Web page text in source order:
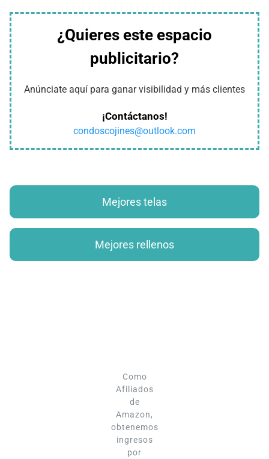
¿Quieres este espacio
publicitario?
Anúnciate aquí para ganar visibilidad y más clientes
¡Contáctanos!
condoscojines@outlook.com
Mejores telas
Mejores rellenos
Como
Afiliados
de
Amazon,
obtenemos
ingresos
por